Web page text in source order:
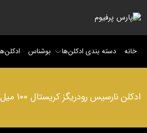
خانه دسته بندی ادکلن‌ها بوشناس
ادکلن نارسیس رودریگز کریستال 100 میل جانوین